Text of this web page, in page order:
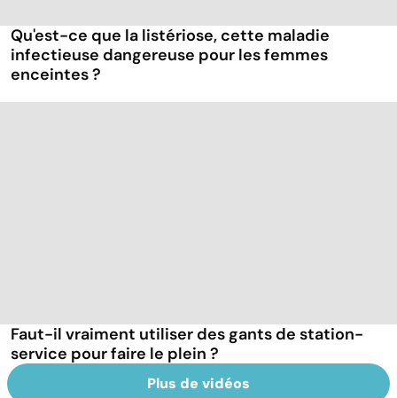
Qu'est-ce que la listériose, cette maladie
infectieuse dangereuse pour les femmes
enceintes ?
Faut-il vraiment utiliser des gants de station-
service pour faire le plein ?
Plus de vidéos